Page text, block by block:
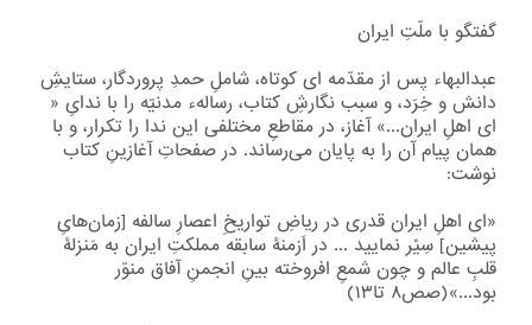
گفتگو با ملّتِ ایران
عبدالبهاء پس از مقدّمه ای کوتاه، شاملِ حمدِ پروردگار، ستایشِ
دانش و خِرَد، و سبب نگارشِ کتاب، رسالهء مدنیّه را با ندایِ «
ای اهلِ ایران...» آغاز، در مقاطعِ مختلفی این ندا را تکرار، و با
همان پیام آن را به پایان می‌رساند. در صفحاتِ آغازینِ کتاب
نوشت:
«ای اهلِ ایران قدری در ریاضِ تواریخِ اعصارِ سالفه [زمان‌هایِ
پیشین] سِیْر نمایید ... در اَزمنۀ سابقه مملکتِ ایران به مَنزلۀ
قلبِ عالم و چون شمعِ افروخته بینِ انجمنِ آفاق منوّر
بود...»(صص۸ تا۱۳)